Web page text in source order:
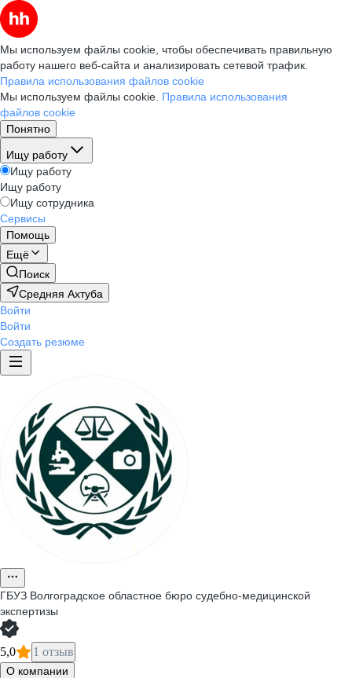
Мы используем файлы cookie, чтобы обеспечивать правильную
работу нашего веб-сайта и анализировать сетевой трафик.
Правила использования файлов cookie
Мы используем файлы cookie. Правила использования
файлов cookie
Понятно
Ищу работу
Ищу работу
Ищу работу
Ищу сотрудника
Сервисы
Помощь
Ещё
Поиск
Средняя Ахтуба
Войти
Войти
Создать резюме
ГБУЗ Волгоградское областное бюро судебно-медицинской
экспертизы
5,0 1 отзыв
О компании